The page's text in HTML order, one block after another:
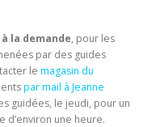
à la demande, pour les
par des guides
le magasin du
par mail à Jeanne
guidées, le jeudi, pour un
d’environ une heure.